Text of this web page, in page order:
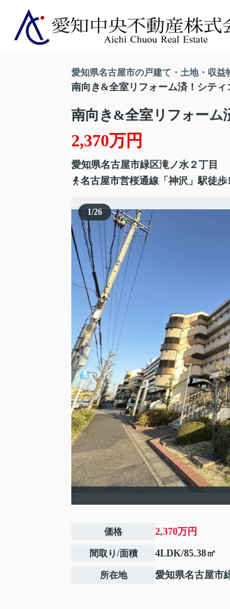
愛知県名古屋市の戸建て・土地・収
南向き&全室リフォーム済！シティ
南向き&全室リフォーム
2,370万円
愛知県名古屋市緑区滝ノ水 ２丁目
名古屋市営桜通線「神沢」駅徒歩
1/26
価格 2,370万円
間取り/面積 4LDK/85.38㎡
所在地 愛知県名古屋市